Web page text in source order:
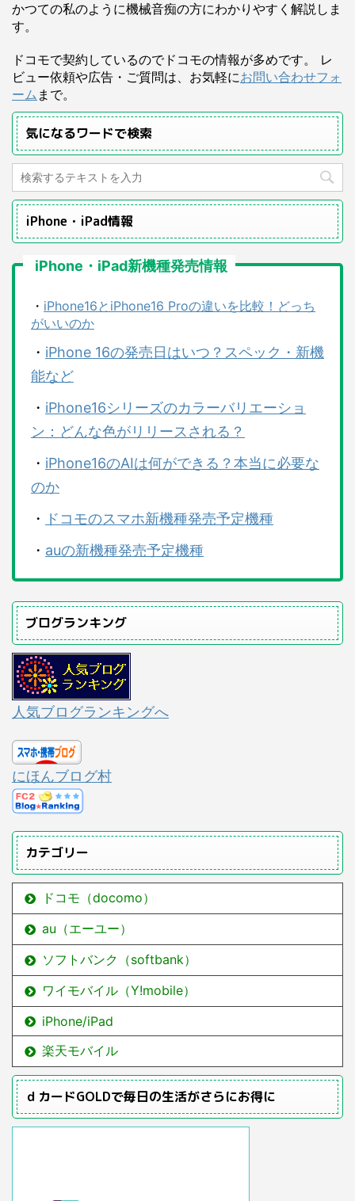
かつての私のように機械音痴の方にわかりやすく解説しま
す。
ドコモで契約しているのでドコモの情報が多めです。 レ
ビュー依頼や広告・ご質問は、お気軽にお問い合わせフォ
ーム まで。
気になるワードで検索
iPhone・iPad情報
iPhone・iPad新機種発売情報
・ iPhone16とiPhone16 Proの違いを比較！どっち
がいいのか
・ iPhone 16の発売日はいつ？スペック・新機
能など
・ iPhone16シリーズのカラーバリエーショ
ン：どんな色がリリースされる？
・ iPhone16のAIは何ができる？本当に必要な
のか
・
ドコモのスマホ新機種発売予定機種
・ auの新機種発売予定機種
ブログランキング
人気ブログランキングへ
にほんブログ村
カテゴリー
ドコモ（docomo）
au（エーユー）
ソフトバンク（softbank）
ワイモバイル（Y!mobile）
iPhone/iPad
楽天モバイル
ｄカードGOLDで毎日の生活がさらにお得に